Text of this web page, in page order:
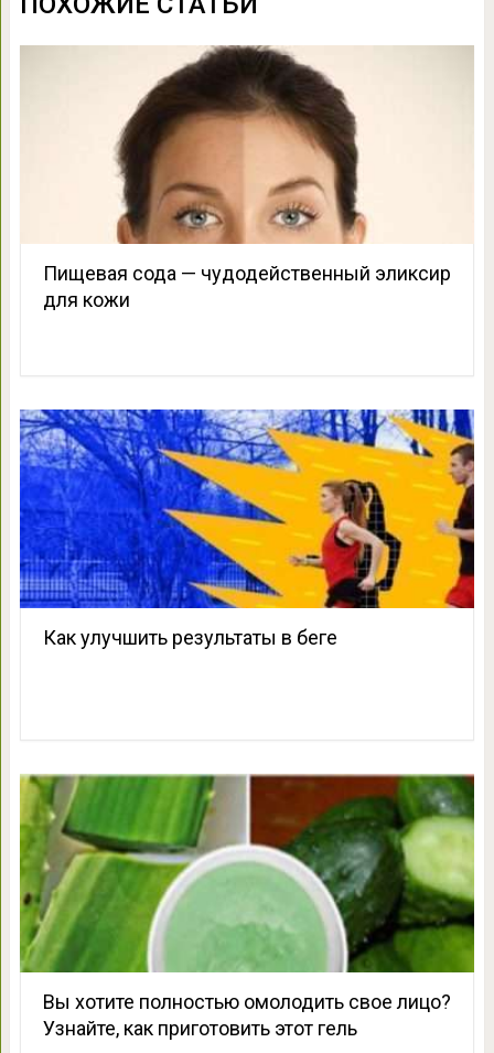
Пищевая сода — чудодейственный эликсир
для кожи
Как улучшить результаты в беге
Вы хотите полностью омолодить свое лицо?
Узнайте, как приготовить этот гель